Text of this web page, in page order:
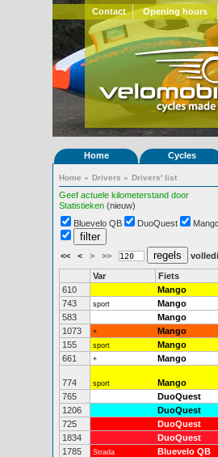
Contact Opening hours
Home Cycles
Home » Drivers » Drivers' list
Geef actuele kilometerstand door
Statistieken (nieuw)
Bluevelo QB
DuoQuest
<< < > >>
Var Fiets
610
Mango
743 sport Mango
583 Mango
1073 + Mango
155 sport Mango
661 + Mango
774 sport Mango
765 DuoQuest
1206 DuoQuest
725 DuoQuest
1834 DuoQuest
1785 Strada Bluevelo QB